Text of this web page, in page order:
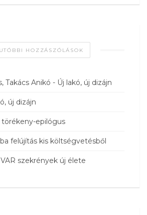
HOZZÁSZÓLÁSOK
Takács Anikó - Új lakó, új dizájn
új dizájn
epilógus
felújítás kis költségvetésből
szekrények új élete